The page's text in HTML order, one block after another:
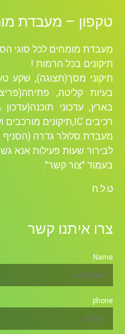
טקפון – מעבדת
מעבדת מומחים לכל סוגי
תיקונים בכל הרמות !
תיקוני מסך(תצוגה), שקע
בעיות קליטה,
בארץ, עדכוני
רכיבים ICׁ,תיקונים מורכבים ועוד….
מעבדת סלולר גדרה (הסניף
לבירור שעות פעילות אנא
בעמוד "צור קשר".
ט.ל.ח
צרו איתנו קשר
Name
phone